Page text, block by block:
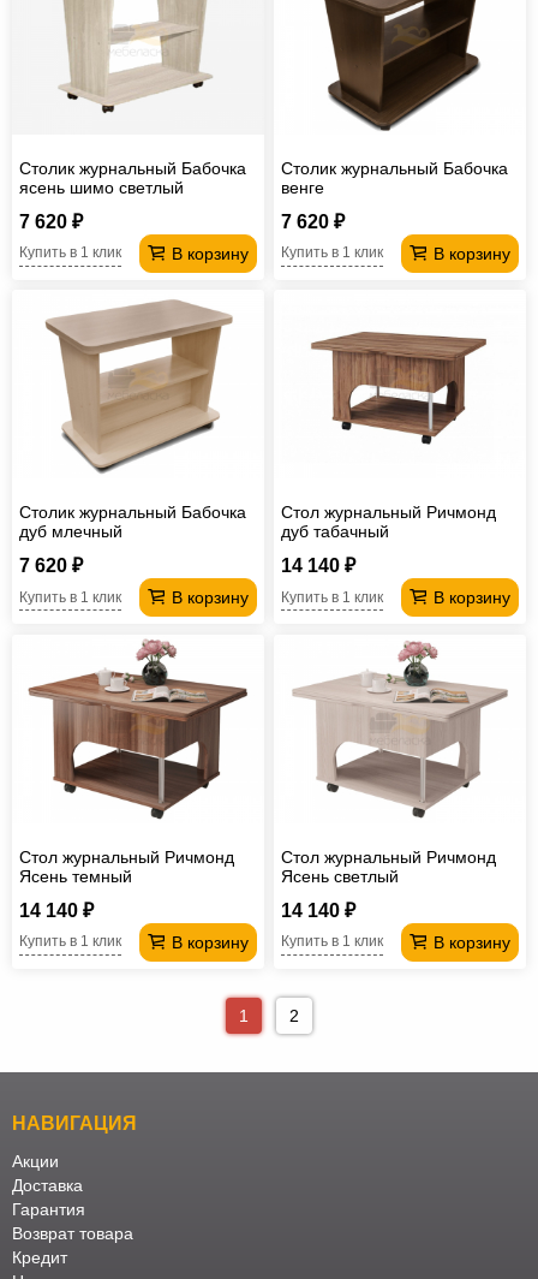
Столик журнальный Бабочка
ясень шимо светлый
7 620 ₽
В корзину
Купить в 1 клик
Столик журнальный Бабочка
венге
7 620 ₽
В корзину
Купить в 1 клик
Столик журнальный Бабочка
дуб млечный
7 620 ₽
В корзину
Купить в 1 клик
Стол журнальный Ричмонд
дуб табачный
14 140 ₽
В корзину
Купить в 1 клик
Стол журнальный Ричмонд
Ясень темный
14 140 ₽
В корзину
Купить в 1 клик
Стол журнальный Ричмонд
Ясень светлый
14 140 ₽
В корзину
Купить в 1 клик
1 2
НАВИГАЦИЯ
Акции
Доставка
Гарантия
Возврат товара
Кредит